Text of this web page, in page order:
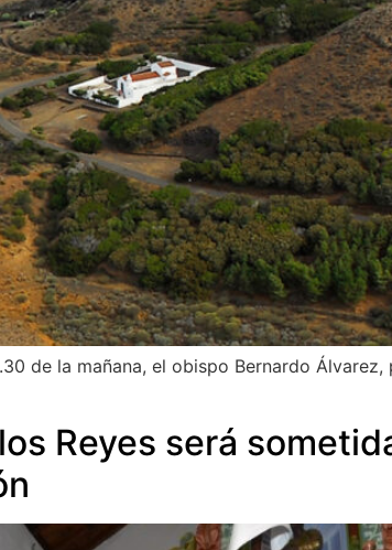
de la mañana, el obispo Bernardo
Reyes será